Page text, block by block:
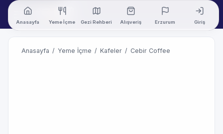
Anasayfa Yeme İçme Gezi Rehberi Alışveriş Erzurum Giriş
Anasayfa / Yeme İçme / Kafeler / Cebir Coffee